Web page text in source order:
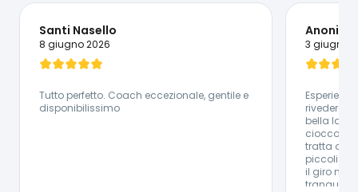
Lingue Parlate:
🇪🇸 Spagnolo - 🇮🇹 Italiano - 🇬🇧 Inglese
Santi Nasello
8 giugno 2026
Tutto perfetto. Coach eccezionale, gentile e
disponibilissimo
Anonimo
3 giugno
rivedere.
bella la
tratta di
il giro